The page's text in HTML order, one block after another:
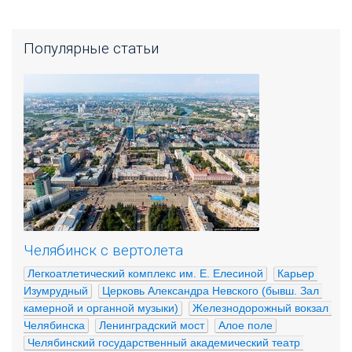
Популярные статьи
Челябинск с вертолета
Легкоатлетический комплекс им. Е. Елесиной
Карьер
Изумрудный
Церковь Александра Невского (бывш. Зал
камерной и органной музыки)
Железнодорожный вокзал
Челябинска
Ленинградский мост
Алое поле
Челябинский государственный академический театр